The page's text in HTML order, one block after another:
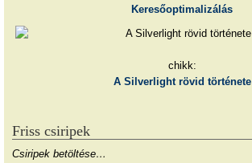
Keresőoptimalizálás
chikk:
A Silverlight rövid története
Friss csiripek
Csiripek betöltése…